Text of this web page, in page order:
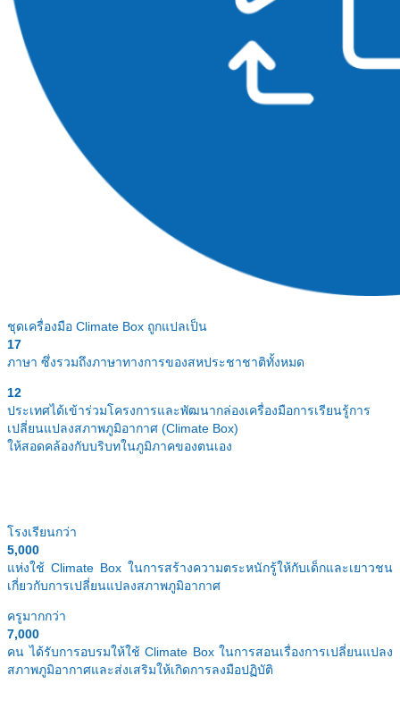
ชุดเครื่องมือ Climate Box ถูกแปลเป็น
17
ภาษา ซึ่งรวมถึงภาษาทางการของสหประชาชาติทั้งหมด
12
ประเทศได้เข้าร่วมโครงการและพัฒนากล่องเครื่องมือการเรียนรู้การ
เปลี่ยนแปลงสภาพภูมิอากาศ (Climate Box)
ให้สอดคล้องกับบริบทในภูมิภาคของตนเอง
โรงเรียนกว่า
5,000
แห่งใช้ Climate Box ในการสร้างความตระหนักรู้ให้กับเด็กและเยาวชน
เกี่ยวกับการเปลี่ยนแปลงสภาพภูมิอากาศ
ครูมากกว่า
7,000
คน ได้รับการอบรมให้ใช้ Climate Box ในการสอนเรื่องการเปลี่ยนแปลง
สภาพภูมิอากาศและส่งเสริมให้เกิดการลงมือปฏิบัติ